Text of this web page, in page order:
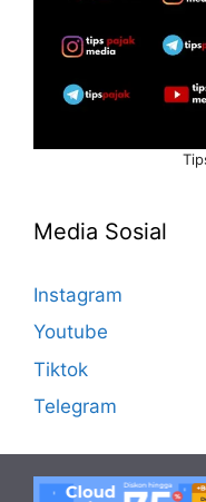
Media Sosial
Instagram
Youtube
Tiktok
Telegram